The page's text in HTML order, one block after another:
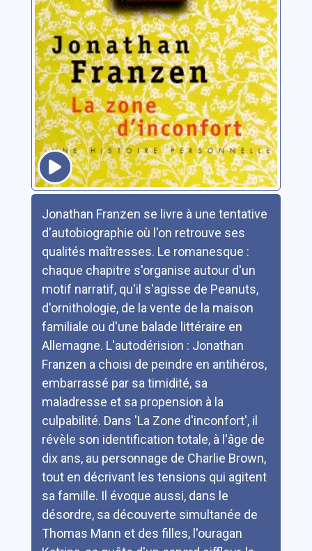
Jonathan Franzen se livre à une tentative
d'autobiographie où l'on retrouve ses
qualités maîtresses. Le romanesque :
chaque chapitre s'organise autour d'un
motif narratif, qu'il s'agisse de Peanuts,
d'ornithologie, de la vente de la maison
familiale ou d'une balade littéraire en
Allemagne. L'autodérision : Jonathan
Franzen a choisi de peindre en antihéros,
embarrassé par sa timidité, sa
maladresse et sa propension à la
culpabilité. Dans 'La Zone d'inconfort', il
révèle son identification totale, à l'âge de
dix ans, au personnage de Charlie Brown,
tout en décrivant les tensions qui agitent
sa famille. Il évoque aussi, dans le
désordre, sa découverte simultanée de
Thomas Mann et des filles, l'ouragan